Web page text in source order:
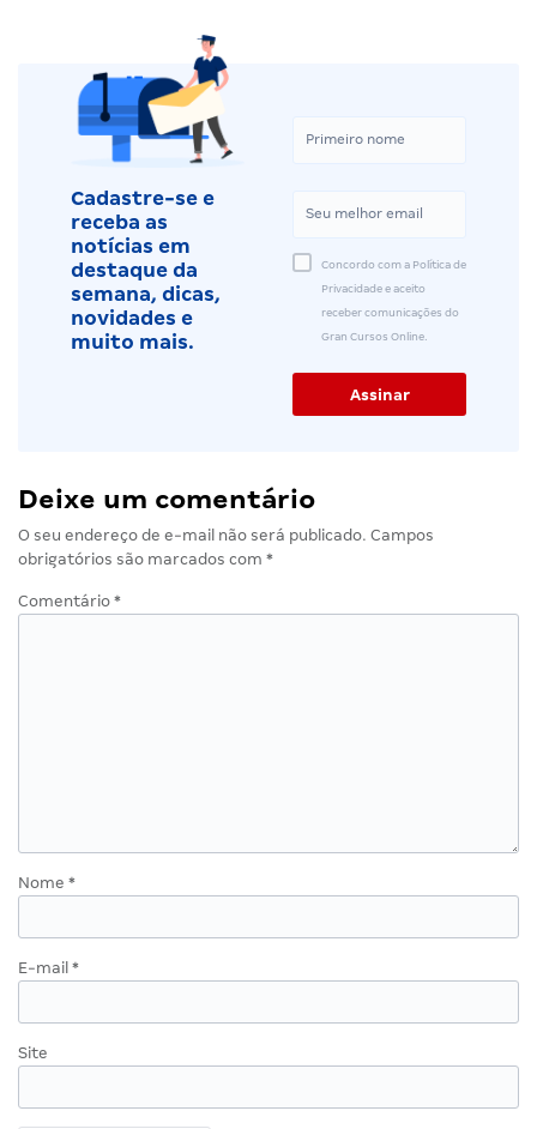
Cadastre-se e
receba as
notícias em
destaque da
semana, dicas,
novidades e
muito mais.
Concordo com a Política de
Privacidade e aceito
receber comunicações do
Gran Cursos Online.
Deixe um comentário
O seu endereço de e-mail não será publicado. Campos
obrigatórios são marcados com *
Comentário *
Nome *
E-mail *
Site